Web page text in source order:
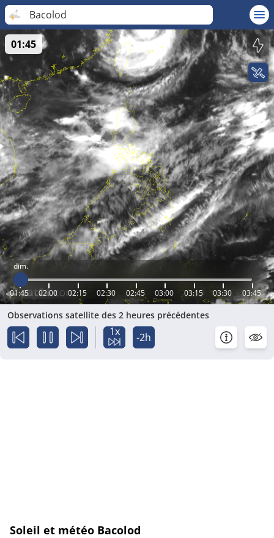
Bacolod
dim.
01:45 02:00 02:15 02:30 02:45 03:00 03:15 03:30 03:45
01:45
Observations satellite des 2 heures précédentes
1x -2h
Soleil et météo Bacolod